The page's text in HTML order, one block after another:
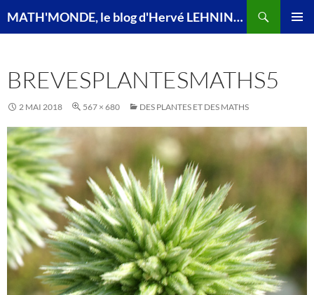
MATH'MONDE, le blog d'Hervé LEHNING, agrégé de mathématiques
BREVESPLANTESMATHS5
2 MAI 2018 567 × 680 DES PLANTES ET DES MATHS